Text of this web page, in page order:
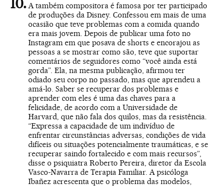
A também compositora é famosa por ter participado
de produções da Disney. Confessou em mais de uma
ocasião que teve problemas com a comida quando
era mais jovem. Depois de publicar uma foto no
Instagram em que posava de shorts e encorajou as
pessoas a se mostrar como são, teve que suportar
comentários de seguidores como “você ainda está
gorda”. Ela, na mesma publicação, afirmou ter
odiado seu corpo no passado, mas que aprendeu a
amá-lo. Saber se recuperar dos problemas e
aprender com eles é uma das chaves para a
felicidade, de acordo com a Universidade de
Harvard, que não fala dos quilos, mas da resistência.
“Expressa a capacidade de um indivíduo de
enfrentar circunstâncias adversas, condições de vida
difíceis ou situações potencialmente traumáticas, e se
recuperar saindo fortalecido e com mais recursos”,
disse o psiquiatra Roberto Pereira, diretor da Escola
Vasco-Navarra de Terapia Familiar. A psicóloga
Ibañez acrescenta que o problema das modelos,